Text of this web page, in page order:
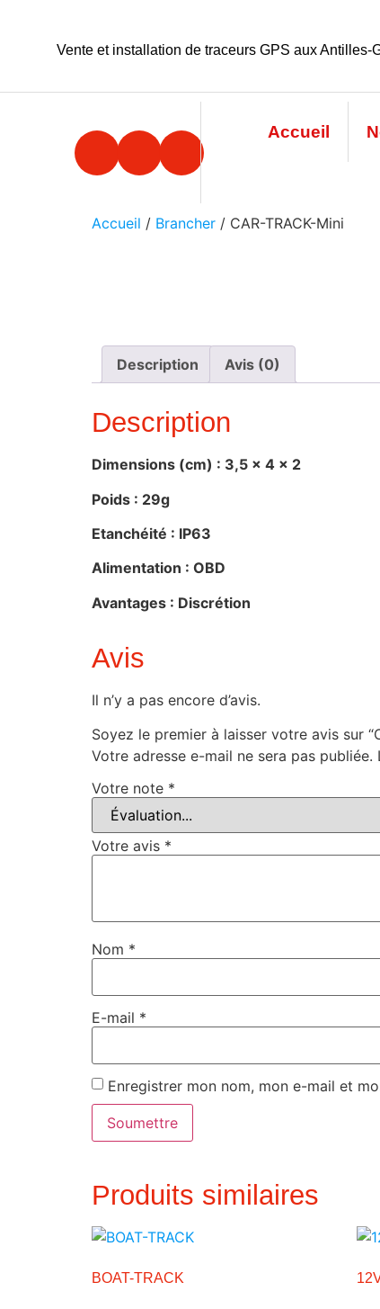
Vente et installation de traceurs GPS aux Antilles-
Accueil
Accueil / Brancher / CAR-TRACK-Mini
Description Avis (0)
Description
Dimensions (cm) : 3,5 x 4 x 2
Poids : 29g
Etanchéité : IP63
Alimentation : OBD
Avantages : Discrétion
Avis
Il n’y a pas encore d’avis.
Soyez le premier à laisser votre avis sur
Votre adresse e-mail ne sera pas publiée.
Votre note *
Votre avis *
Nom *
E-mail *
Enregistrer mon nom, mon e-mail et
Produits similaires
BOAT-TRACK